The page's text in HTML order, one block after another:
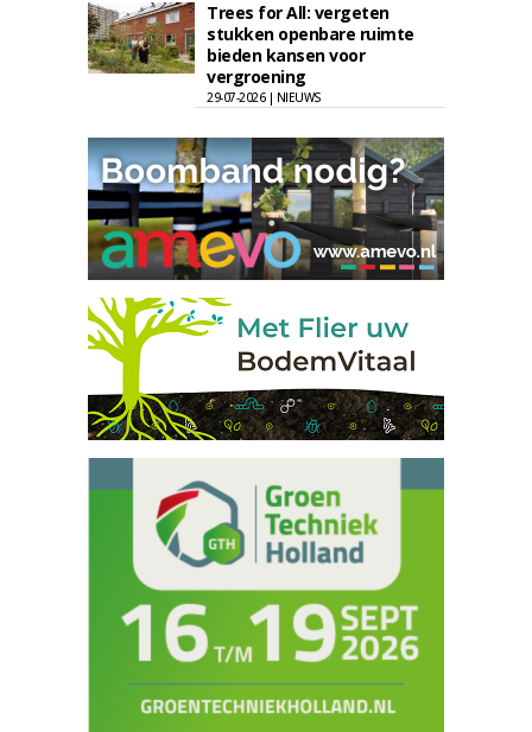
Trees for All: vergeten
stukken openbare ruimte
bieden kansen voor
vergroening
29-07-2026 | NIEUWS